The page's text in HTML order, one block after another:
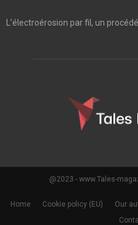
L’électroérosion par fil, un
@2023 - www.Tales-
Home Cookie policy (EU) Our